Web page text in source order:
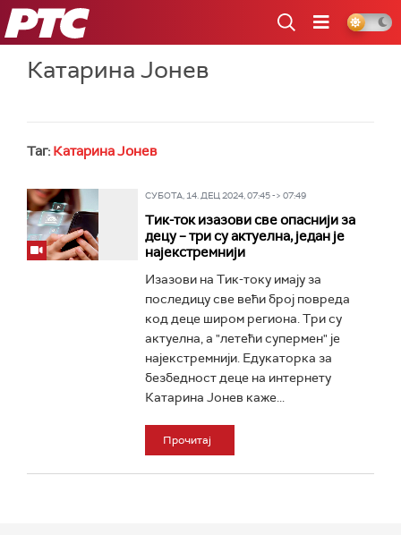
РТС
Катарина Јонев
Таг: Катарина Јонев
СУБОТА, 14. ДЕЦ 2024, 07:45 -> 07:49
Тик-ток изазови све опаснији за
децу – три су актуелна, један је
најекстремнији
Изазови на Тик-току имају за
последицу све већи број повреда
код деце широм региона. Три су
актуелна, a "летећи супермен" je
најекстремнији. Едукаторка за
безбедност деце на интернету
Катарина Јонев каже...
Прочитај